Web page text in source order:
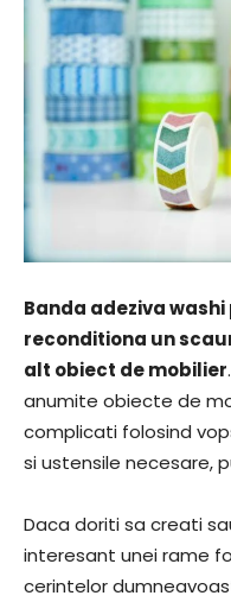
Banda adeziva
reconditiona un
alt obiect de mobilier
anumite obiecte de
complicati folosind
si ustensile necesare,
Daca doriti sa creati
interesant unei rame
cerintelor